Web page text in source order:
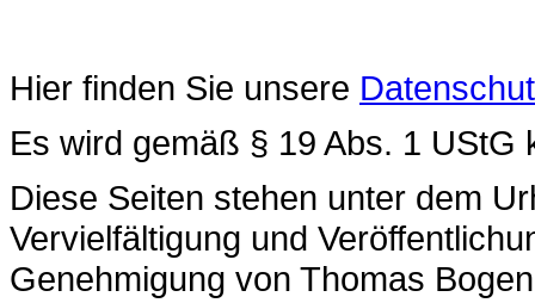
Hier finden Sie unsere
Es wird gemäß § 19 Abs. 1
Diese Seiten stehen unter dem
Vervielfältigung und
Genehmigung von Thomas